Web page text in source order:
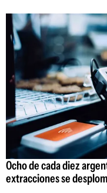
Ocho de cada diez
extracciones se